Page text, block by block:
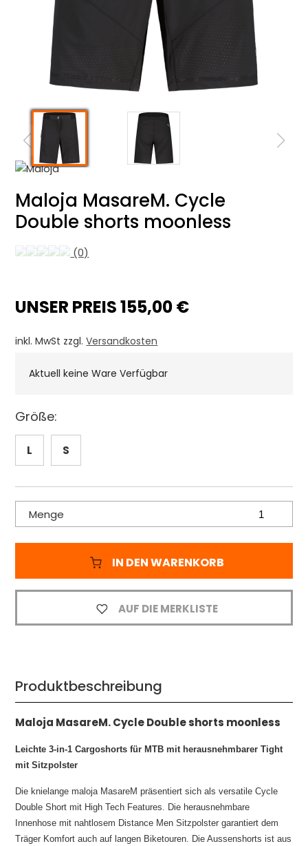
Maloja MasareM. Cycle
Double shorts moonless
(0)
UNSER PREIS 155,00 €
inkl. MwSt zzgl.Versandkosten
Aktuell keine Ware Verfügbar
Größe:
L S
Menge
IN DEN WARENKORB
AUF DIE MERKLISTE
Produktbeschreibung
Maloja MasareM. Cycle Double shorts moonless
Leichte 3-in-1 Cargoshorts für MTB mit herausnehmbarer Tight
mit Sitzpolster
Die knielange maloja MasareM präsentiert sich als versatile Cycle
Double Short mit High Tech Features. Die herausnehmbare
Innenhose mit nahtlosem Distance Men Sitzpolster garantiert dem
Träger Komfort auch auf langen Biketouren. Die Aussenshorts ist aus